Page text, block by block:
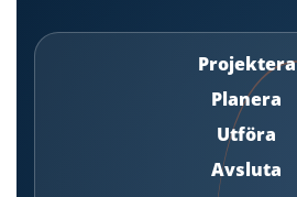
Projektera
Planera
Utföra
Avsluta